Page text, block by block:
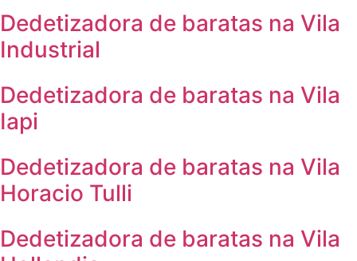
Dedetizadora de baratas na Vila
Industrial
Dedetizadora de baratas na Vila
Iapi
Dedetizadora de baratas na Vila
Horacio Tulli
Dedetizadora de baratas na Vila